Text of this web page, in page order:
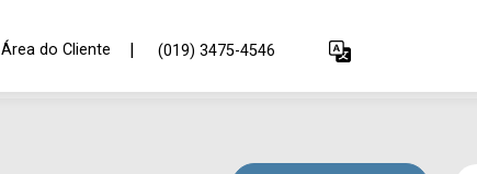
Área do Cliente | (019) 3475-4546